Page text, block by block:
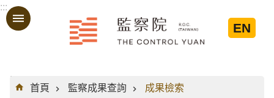
跳到主要內容區塊
:::
EN
:::
首頁
監察成果查詢 成果檢索